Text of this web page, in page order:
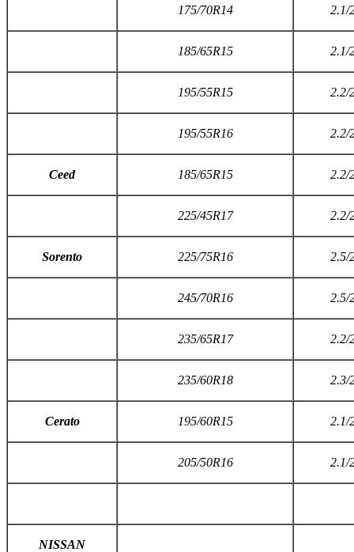
175/70R14 2.1/
185/65R15 2.1/
195/55R15 2.2/
195/55R16 2.2/
Ceed 185/65R15 2.2/
225/45R17 2.2/
Sorento 225/75R16 2.5/
245/70R16 2.5/
235/65R17 2.2/
235/60R18 2.3/
Cerato 195/60R15 2.1/
205/50R16 2.1/
NISSAN